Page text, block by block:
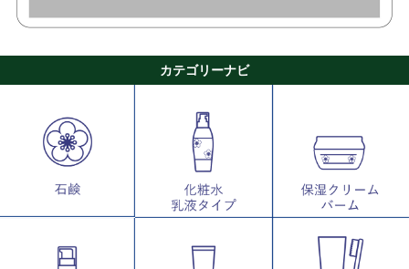
カテゴリーナビ